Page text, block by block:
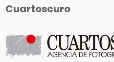
Cuartoscuro